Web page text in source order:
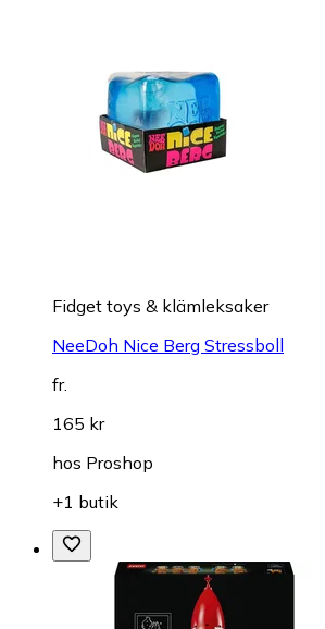
Fidget toys & klämleksaker
NeeDoh Nice Berg Stressboll
fr.
165 kr
hos Proshop
+1 butik